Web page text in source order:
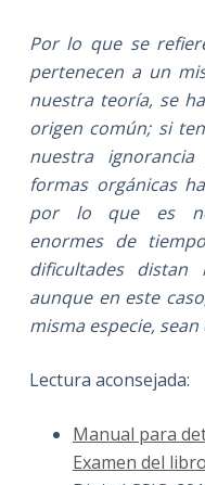
Por lo que se
pertenecen a un
nuestra teoría, se
origen común; si
nuestra
formas orgánicas
por lo que es
enormes de
dificultades distan
aunque en este
misma especie,
Lectura aconsejada:
Manual para
Examen del